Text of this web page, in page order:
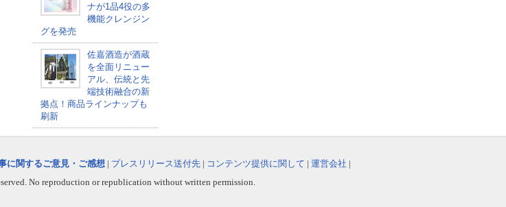
ナが1品4役の多
機能クレンジン
グを発売
佐嘉酒造が酒蔵
を全面リニュー
アル、伝統と先
端技術融合の新
拠点！商品ラインナップも
刷新
に関するご意見・ご感想 | プレスリリース送付先 | コンテンツ提供に関して | 運営会社 |
No reproduction or republication without written permission.